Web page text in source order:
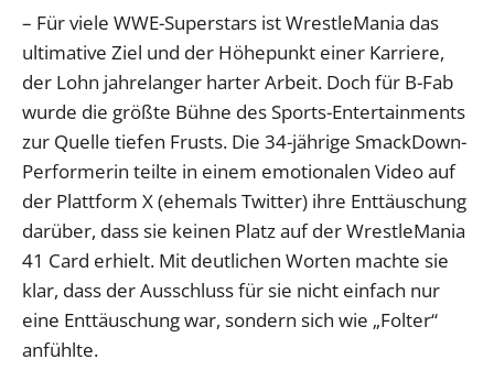
– Für viele WWE-Superstars ist WrestleMania das
ultimative Ziel und der Höhepunkt einer Karriere,
der Lohn jahrelanger harter Arbeit. Doch für B-Fab
wurde die größte Bühne des Sports-Entertainments
zur Quelle tiefen Frusts. Die 34-jährige SmackDown-
Performerin teilte in einem emotionalen Video auf
der Plattform X (ehemals Twitter) ihre Enttäuschung
darüber, dass sie keinen Platz auf der WrestleMania
41 Card erhielt. Mit deutlichen Worten machte sie
klar, dass der Ausschluss für sie nicht einfach nur
eine Enttäuschung war, sondern sich wie „Folter“
anfühlte.